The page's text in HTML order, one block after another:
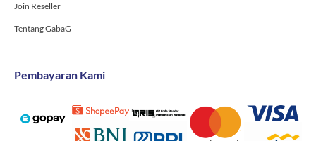
Join Reseller
Tentang GabaG
Pembayaran Kami